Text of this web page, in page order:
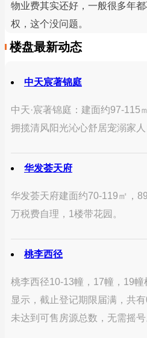
物业费其实还好，一般很多年
权，这个没问题。
楼盘最新动态
中天宸著锦庭
中天·宸著锦庭：建面约97-115
拥揽清风阳光沁心舒居宠溺家人
华发荟天府
华发荟天府建面约70-119㎡，
万税费自理，1楼带花园。
桃李西径
桃李西径10-13幢，17幢，19
显示，截止登记期限届满，共
未达到可售房源总数，无需摇号